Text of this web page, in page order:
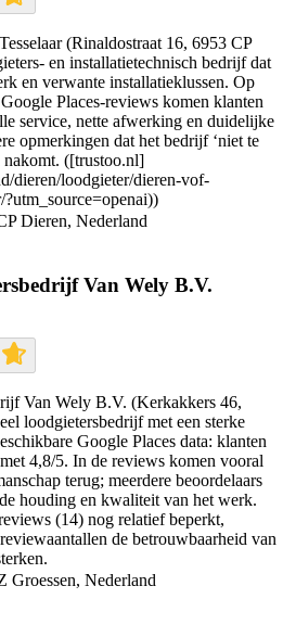
(Rinaldostraat 16, 6953 CP
en installatietechnisch bedrijf dat
en verwante installatieklussen. Op
Places-reviews komen klanten
service, nette afwerking en duidelijke
opmerkingen dat het bedrijf ‘niet te
nakomt. ([trustoo.nl]
dieren/loodgieter/dieren-vof-
Dieren, Nederland
Van Wely B.V.
Van Wely B.V. (Kerkakkers 46,
loodgietersbedrijf met een sterke
Google Places data: klanten
4,8/5. In de reviews komen vooral
terug; meerdere beoordelaars
houding en kwaliteit van het werk.
(14) nog relatief beperkt,
de betrouwbaarheid van
Groessen, Nederland